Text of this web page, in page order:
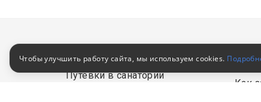
Путевки в санатории
Как
Чтобы улучшить работу сайта, мы используем cookies.